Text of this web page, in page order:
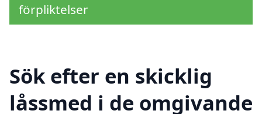
förpliktelser
Sök efter en skicklig
låssmed i de omgivande